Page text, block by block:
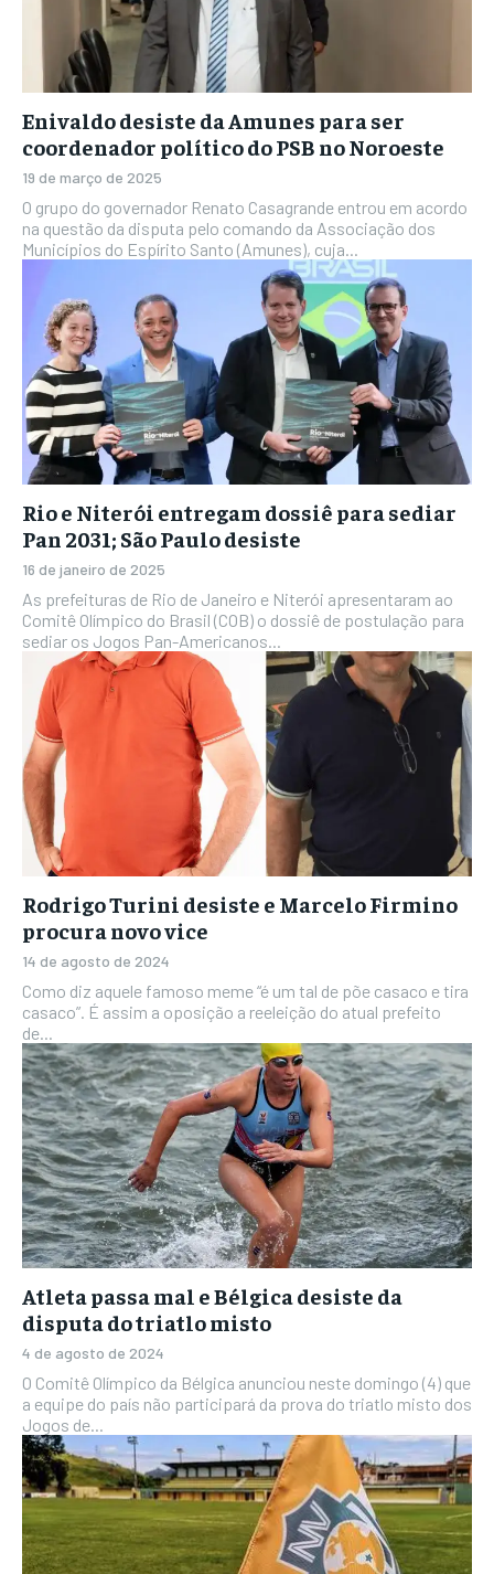
Enivaldo desiste da Amunes para ser
coordenador político do PSB no Noroeste
19 de março de 2025
O grupo do governador Renato Casagrande entrou em acordo
na questão da disputa pelo comando da Associação dos
Municípios do Espírito Santo (Amunes), cuja...
Rio e Niterói entregam dossiê para sediar
Pan 2031; São Paulo desiste
16 de janeiro de 2025
As prefeituras de Rio de Janeiro e Niterói apresentaram ao
Comitê Olímpico do Brasil (COB) o dossiê de postulação para
sediar os Jogos Pan-Americanos...
Rodrigo Turini desiste e Marcelo Firmino
procura novo vice
14 de agosto de 2024
Como diz aquele famoso meme “é um tal de põe casaco e tira
casaco”. É assim a oposição a reeleição do atual prefeito
de...
Atleta passa mal e Bélgica desiste da
disputa do triatlo misto
4 de agosto de 2024
O Comitê Olímpico da Bélgica anunciou neste domingo (4) que
a equipe do país não participará da prova do triatlo misto dos
Jogos de...